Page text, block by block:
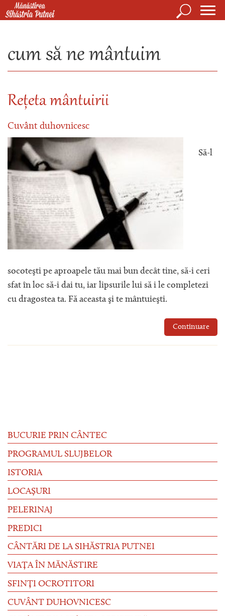
Mergi la conţinutul principal
Căutare
cum să ne mântuim
Rețeta mântuirii
Cuvânt duhovnicesc
Să-l
socoteşti pe aproapele tău mai bun decât tine, să-i ceri
sfat în loc să-i dai tu, iar lipsurile lui să i le completezi
cu dragostea ta. Fă aceasta şi te mântuieşti.
Continuare
BUCURIE PRIN CÂNTEC
PROGRAMUL SLUJBELOR
ISTORIA
LOCAȘURI
PELERINAJ
PREDICI
CÂNTĂRI DE LA SIHĂSTRIA PUTNEI
VIAȚA ÎN MĂNĂSTIRE
SFINȚI OCROTITORI
CUVÂNT DUHOVNICESC